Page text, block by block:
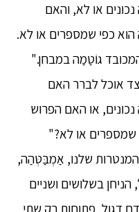
או לא, והאם
כפי שמספרים או לא.
גוֹטַמַה במבחן."
כיצד אוכל לברר האם
נכונים, או האם הפרוש
שמספרים או לא?"
שלנו, אַמְבַּטְּהַה,
בשלושים ושניים
דגול, פתוחות רק שתי